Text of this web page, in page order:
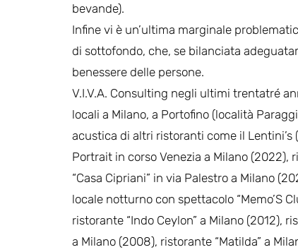
bevande).
Infine vi è un’ultima marginale
di sottofondo, che, se bilanciata
benessere delle persone.
V.I.V.A. Consulting negli ultimi trentatré
locali a Milano, a Portofino (località
acustica di altri ristoranti come il Lentini’s
Portrait in corso Venezia a Milano (2022),
“Casa Cipriani” in via Palestro a Milano
locale notturno con spettacolo “Memo’S
ristorante “Indo Ceylon” a Milano (2012),
a Milano (2008), ristorante “Matilda” a